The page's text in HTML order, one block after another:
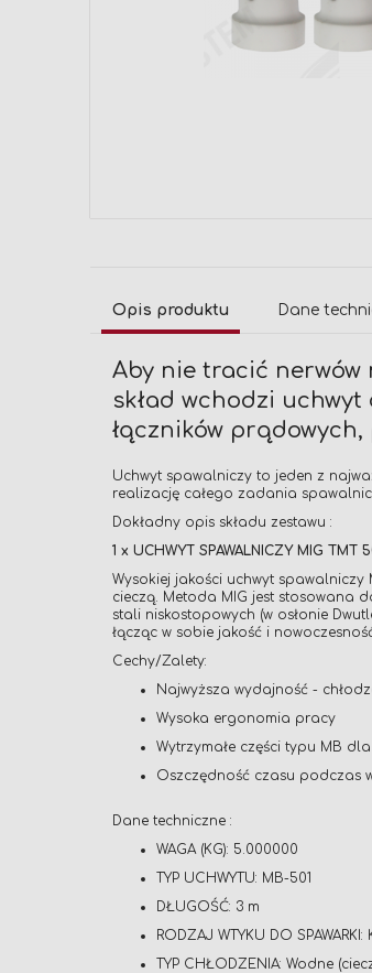
Opis produktu
Aby nie tracić nerwów
skład wchodzi
łączników
Uchwyt spawalniczy to jeden z
realizację całego zadania
Dokładny opis składu zestawu :
1 x UCHWYT SPAWALNICZY MIG
Wysokiej jakości uchwyt
cieczą. Metoda MIG jest stosowana
stali niskostopowych (w osłonie
łącząc w sobie jakość i
Cechy/Zalety:
Najwyższa wydajność -
Wysoka ergonomia pracy
Wytrzymałe części typu MB
Oszczędność czasu podczas
Dane techniczne :
WAGA (KG): 5.000000
TYP UCHWYTU: MB-501
DŁUGOŚĆ: 3 m
RODZAJ WTYKU DO
TYP CHŁODZENIA: Wodne
Dane